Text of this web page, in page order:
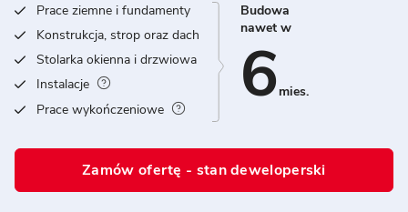
Prace ziemne i fundamenty
Konstrukcja, strop oraz dach
Stolarka okienna i drzwiowa
Instalacje
Prace wykończeniowe
Budowa
nawet w
6 mies.
Zamów ofertę - stan deweloperski